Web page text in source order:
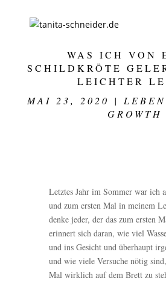
WAS ICH VON
SCHILDKRÖTE
LEICHTER
MAI 23, 2020
| LEBEN
GROWTH
Letztes Jahr im Sommer war ich
und zum ersten Mal in meinem
denke jeder, der das zum ersten
erinnert sich daran, wie viel
und ins Gesicht und überhaupt
und wie viele Versuche nötig
Mal wirklich auf dem Brett zu